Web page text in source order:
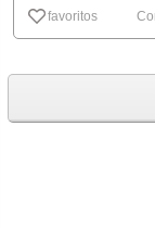
favoritos